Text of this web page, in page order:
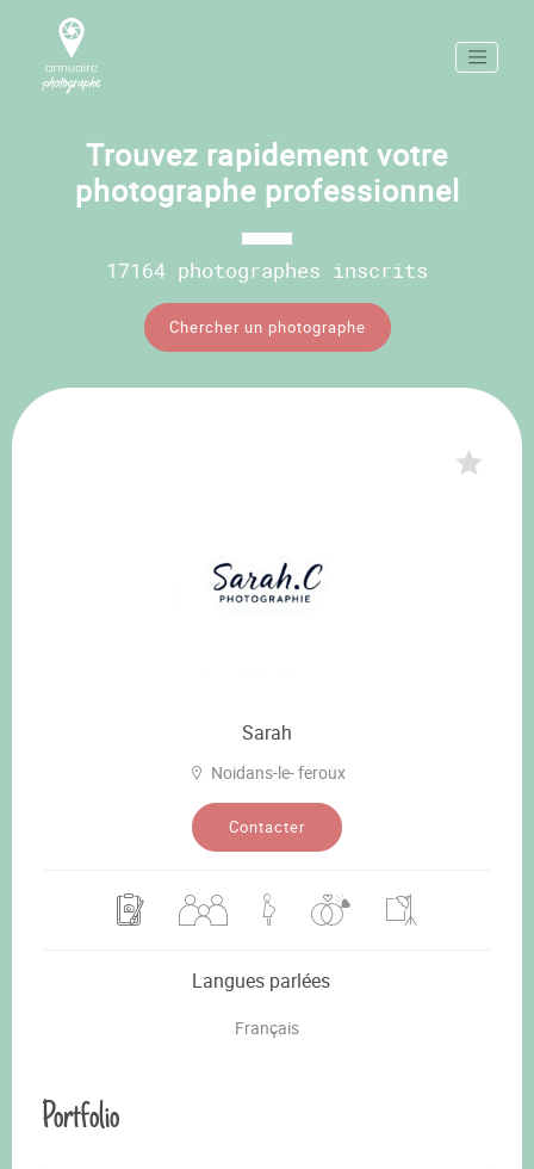
Trouvez rapidement votre
photographe professionnel
17164 photographes inscrits
Chercher un photographe
Sarah
Noidans-le- feroux
Contacter
Langues parlées
Français
Portfolio